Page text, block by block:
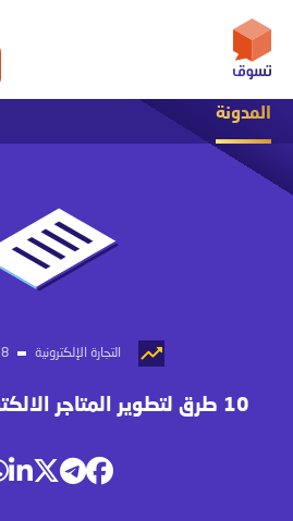
المدونة
التجارة الإلكترونية
التجارة الإلكترونية 8 يوليو، 2018
10 طرق لتطوير المتاجر الالكترونية (دليل شامل)